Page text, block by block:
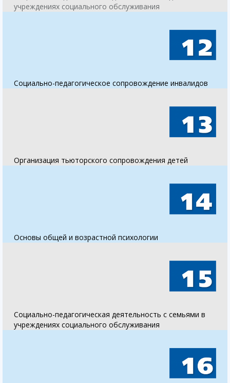
учреждениях социального обслуживания
Социально-педагогическое сопровождение инвалидов
Организация тьюторского сопровождения детей
Основы общей и возрастной психологии
Социально-педагогическая деятельность с семьями в
учреждениях социального обслуживания